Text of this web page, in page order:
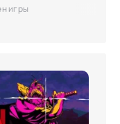
игры